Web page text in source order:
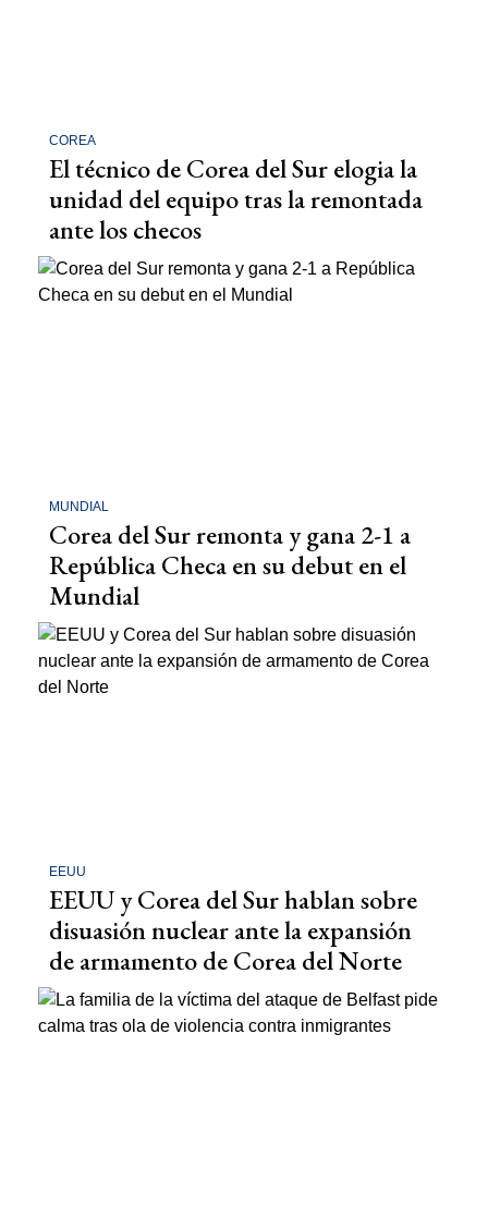
COREA
El técnico de Corea del Sur elogia la
unidad del equipo tras la remontada
ante los checos
MUNDIAL
Corea del Sur remonta y gana 2-1 a
República Checa en su debut en el
Mundial
EEUU
EEUU y Corea del Sur hablan sobre
disuasión nuclear ante la expansión
de armamento de Corea del Norte